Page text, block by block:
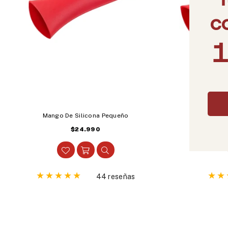
Mango De Silicona Pequeño
Precio
$24.990
44 reseñas